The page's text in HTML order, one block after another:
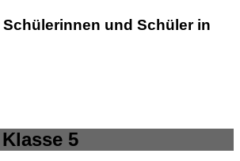
und Schüler in
5